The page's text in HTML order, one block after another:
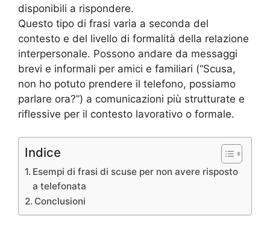
disponibili a rispondere.
Questo tipo di frasi varia a seconda del
contesto e del livello di formalità della relazione
interpersonale. Possono andare da messaggi
brevi e informali per amici e familiari (“Scusa,
non ho potuto prendere il telefono, possiamo
parlare ora?”) a comunicazioni più strutturate e
riflessive per il contesto lavorativo o formale.
Indice
Esempi di frasi di scuse per non avere risposto
a telefonata
Conclusioni